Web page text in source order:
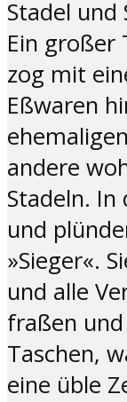
Stadel und
Ein großer
zog mit
Eßwaren
andere
Stadeln. In
und
»Sieger«.
und alle
fraßen
Taschen,
eine üble